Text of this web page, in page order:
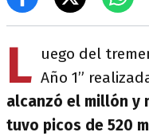
L uego del
Año 1”
alcanzó el millón y
tuvo picos de 520